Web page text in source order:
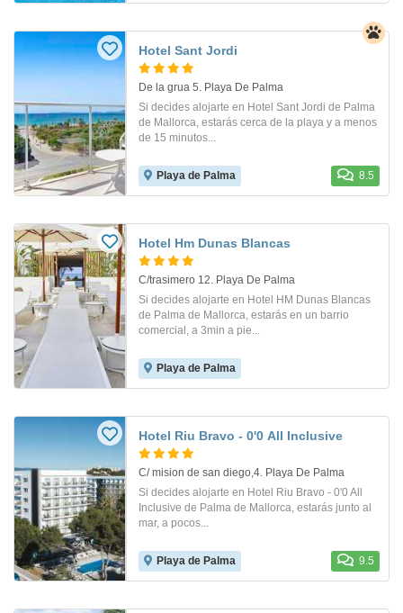
Hotel Sant Jordi
De la grua 5. Playa De Palma
Si decides alojarte en Hotel Sant Jordi de Palma
de Mallorca, estarás cerca de la playa y a menos
de 15 minutos...
Playa de Palma 8.5
Hotel Hm Dunas Blancas
C/trasimero 12. Playa De Palma
Si decides alojarte en Hotel HM Dunas Blancas
de Palma de Mallorca, estarás en un barrio
comercial, a 3min a pie...
Playa de Palma
Hotel Riu Bravo - 0'0 All Inclusive
C/ mision de san diego,4. Playa De Palma
Si decides alojarte en Hotel Riu Bravo - 0'0 All
Inclusive de Palma de Mallorca, estarás junto al
mar, a pocos...
Playa de Palma 9.5